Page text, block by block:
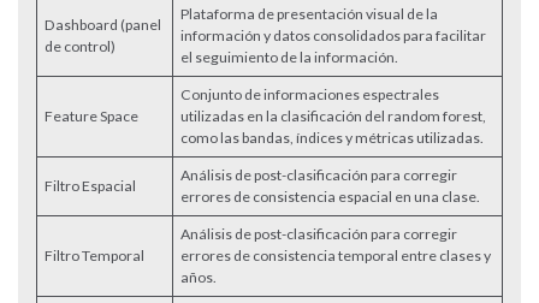
Dashboard (panel
de control)
Plataforma de presentación visual de la
información y datos consolidados para facilitar
el seguimiento de la información.
Feature Space
Conjunto de informaciones espectrales
utilizadas en la clasificación del random forest,
como las bandas, índices y métricas utilizadas.
Filtro Espacial
Análisis de post-clasificación para corregir
errores de consistencia espacial en una clase.
Filtro Temporal
Análisis de post-clasificación para corregir
errores de consistencia temporal entre clases y
años.